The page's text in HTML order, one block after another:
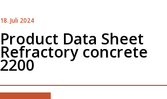
18. Juli 2024
Product Data Sheet
Refractory concrete
2200